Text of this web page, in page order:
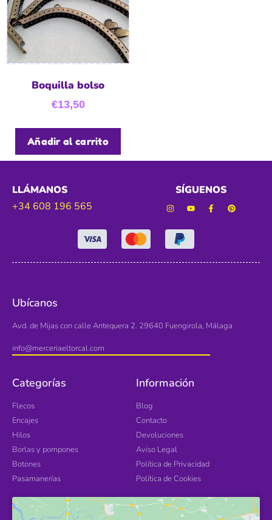
Boquilla bolso
€13,50
Añadir al carrito
LLÁMANOS
+34 608 196 565
SÍGUENOS
Ubícanos
Avd. de Mijas con calle Antequera 2. 29640 Fuengirola, Málaga
info@merceriaeltorcal.com
Categorías
Flecos
Encajes
Hilos
Borlas y pompones
Botones
Pasamanerías
Información
Blog
Contacto
Devoluciones
Aviso Legal
Política de Privacidad
Política de Cookies